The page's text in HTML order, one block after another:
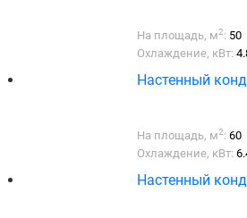
На площадь, м2: 50
Охлаждение, кВт:
Настенный
На площадь, м2: 60
Охлаждение, кВт:
Настенный